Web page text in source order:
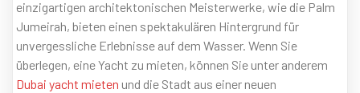
einzigartigen architektonischen Meisterwerke, wie die Palm
Jumeirah, bieten einen spektakulären Hintergrund für
unvergessliche Erlebnisse auf dem Wasser. Wenn Sie
überlegen, eine Yacht zu mieten, können Sie unter anderem
Dubai yacht mieten und die Stadt aus einer neuen